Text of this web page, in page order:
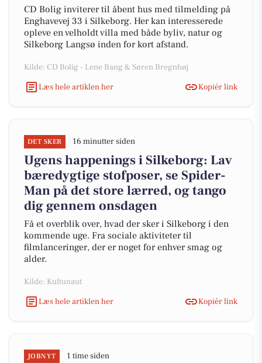
CD Bolig inviterer til åbent hus med tilmelding på
Enghavevej 33 i Silkeborg. Her kan interesserede
opleve en velholdt villa med både byliv, natur og
Silkeborg Langsø inden for kort afstand.
Kilde: CD Bolig - Lene Bang & Søren Bregnhøj
Læs hele artiklen her
Kopiér link
DET SKER 16 minutter siden
Ugens happenings i Silkeborg: Lav
bæredygtige stofposer, se Spider-
Man på det store lærred, og tango
dig gennem onsdagen
Få et overblik over, hvad der sker i Silkeborg i den
kommende uge. Fra sociale aktiviteter til
filmlanceringer, der er noget for enhver smag og
alder.
Kilde: Kultunaut
Læs hele artiklen her
Kopiér link
JOBNYT 1 time siden